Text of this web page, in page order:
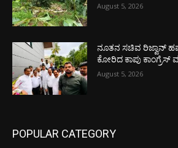
August 5, 2026
ನೂತನ ಸಚಿವ ರಿಜ್ವಾನ್
ಕೋರಿದ ಕಾಪು ಕಾಂಗ್ರೆಸ್
August 5, 2026
POPULAR CATEGORY